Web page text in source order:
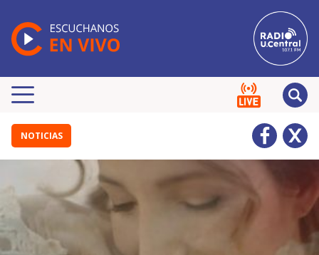
NOTICIAS